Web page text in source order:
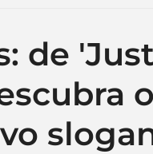
Redes Sociais
de 'Just
o